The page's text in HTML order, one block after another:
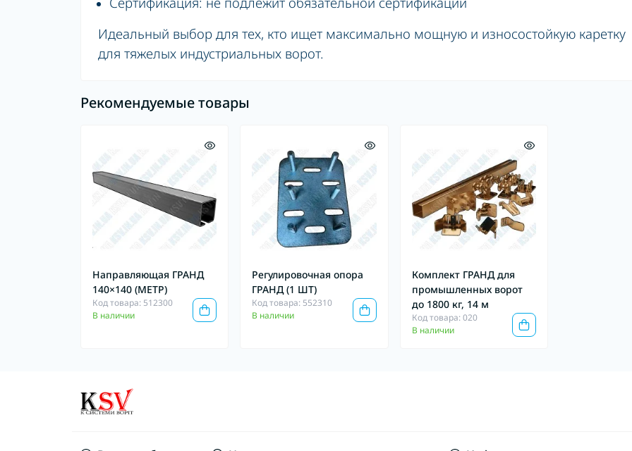
Идеальный выбор для тех, кто ищет максимально мощную и износостойкую каретку
для тяжелых индустриальных ворот.
Рекомендуемые товары
Направляющая ГРАНД
140×140 (МЕТР)
Код товара: 512300
В наличии
Регулировочная опора
ГРАНД (1 ШТ)
Код товара: 552310
В наличии
Комплект ГРАНД для
промышленных ворот
до 1800 кг, 14 м
Код товара: 020
В наличии